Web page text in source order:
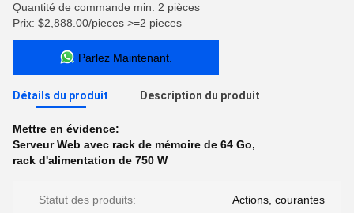
Quantité de commande min: 2 pièces
Prix: $2,888.00/pieces >=2 pieces
Parlez Maintenant.
Détails du produit Description du produit
Mettre en évidence:
Serveur Web avec rack de mémoire de 64 Go,
rack d'alimentation de 750 W
Statut des produits: Actions, courantes